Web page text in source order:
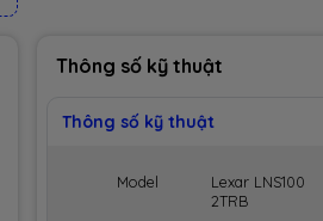
Thông số kỹ thuật
Thông số kỹ thuật
Model
Lexar LNS100
2TRB